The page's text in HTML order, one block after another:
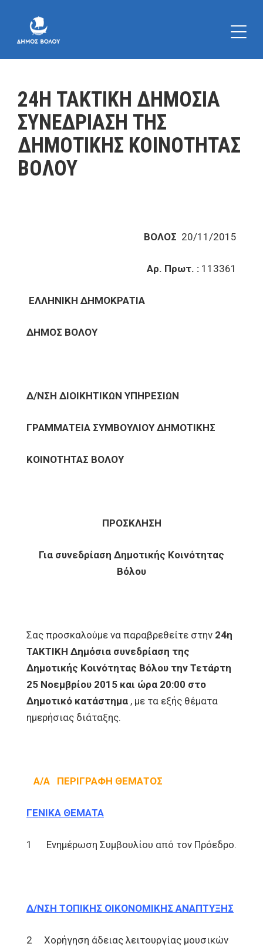
24Η ΤΑΚΤΙΚΗ ΔΗΜΟΣΙΑ
ΣΥΝΕΔΡΙΑΣΗ ΤΗΣ
ΔΗΜΟΤΙΚΗΣ ΚΟΙΝΟΤΗΤΑΣ
ΒΟΛΟΥ
ΒΟΛΟΣ 20/11/2015
Αρ. Πρωτ. : 113361
ΕΛΛΗΝΙΚΗ ΔΗΜΟΚΡΑΤΙΑ
ΔΗΜΟΣ ΒΟΛΟΥ
Δ/ΝΣΗ ΔΙΟΙΚΗΤΙΚΩΝ ΥΠΗΡΕΣΙΩΝ
ΓΡΑΜΜΑΤΕΙΑ ΣΥΜΒΟΥΛΙΟΥ ΔΗΜΟΤΙΚΗΣ
ΚΟΙΝΟΤΗΤΑΣ ΒΟΛΟΥ
ΠΡΟΣΚΛΗΣΗ
Για συνεδρίαση Δημοτικής Κοινότητας
Βόλου
Σας προσκαλούμε να παραβρεθείτε στην 24η
ΤΑΚΤΙΚΗ Δημόσια συνεδρίαση της
Δημοτικής Κοινότητας Βόλου την Τετάρτη
25 Νοεμβρίου 2015 και ώρα 20:00 στο
Δημοτικό κατάστημα , με τα εξής θέματα
ημερήσιας διάταξης.
Α/Α ΠΕΡΙΓΡΑΦΗ ΘΕΜΑΤΟΣ
ΓΕΝΙΚΑ ΘΕΜΑΤΑ
1 Ενημέρωση Συμβουλίου από τον Πρόεδρο.
Δ/ΝΣΗ ΤΟΠΙΚΗΣ ΟΙΚΟΝΟΜΙΚΗΣ ΑΝΑΠΤΥΞΗΣ
2 Χορήγηση άδειας λειτουργίας μουσικών